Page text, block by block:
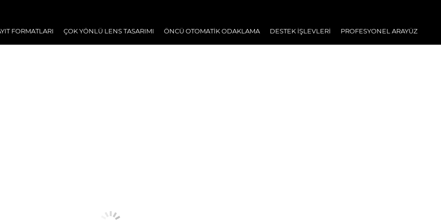
FORMATLARI ÇOK YÖNLÜ LENS TASARIMI ÖNCÜ OTOMATİK ODAKLAMA DESTEK İŞLEVLERİ PROFESYONEL ARAYÜZ